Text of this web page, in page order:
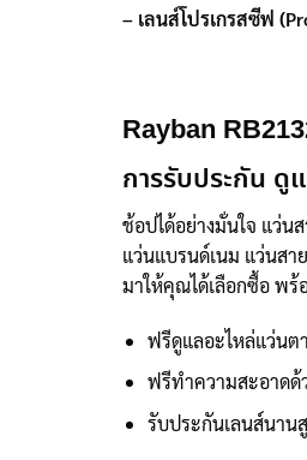
– เลนส์โปรเกรสซีฟ
Rayban
การรับประกัน ดู
ช้อปได้อย่างมั่นใจ แว่น
แว่นแบรนด์เนม แว่นสา
มาให้คุณได้เลือกซื้อ พร้
ฟรีดูแลอะไหล่แว่น
ฟรีทำความสะอาดด้
รับประกันเลนส์นาน